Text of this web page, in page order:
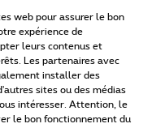
statement
web pour assurer le bon
expérience de
leurs contenus et
Les partenaires avec
installer des
sites ou des médias
intéresser. Attention, le
le bon fonctionnement du